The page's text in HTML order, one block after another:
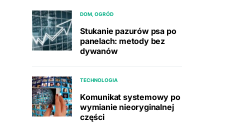
DOM, OGRÓD
Stukanie pazurów psa po
panelach: metody bez
dywanów
TECHNOLOGIA
Komunikat systemowy po
wymianie nieoryginalnej
części